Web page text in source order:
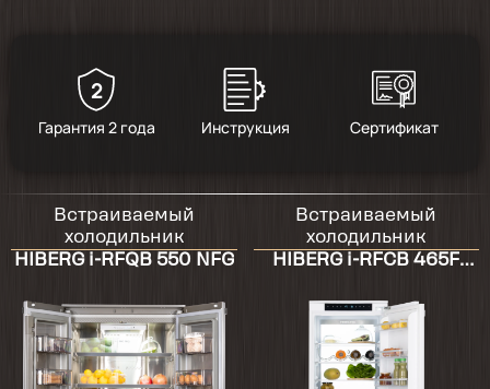
2
Гарантия 2 года Инструкция Сертификат
Встраиваемый
холодильник
HIBERG i-RFQB 550 NFG
Встраиваемый
холодильник
HIBERG i-RFCB 465F